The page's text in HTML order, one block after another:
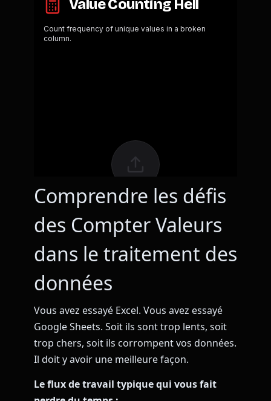
Comprendre les défis
des Compter Valeurs
dans le traitement des
données
Vous avez essayé Excel. Vous avez essayé
Google Sheets. Soit ils sont trop lents, soit
trop chers, soit ils corrompent vos données.
Il doit y avoir une meilleure façon.
Le flux de travail typique qui vous fait